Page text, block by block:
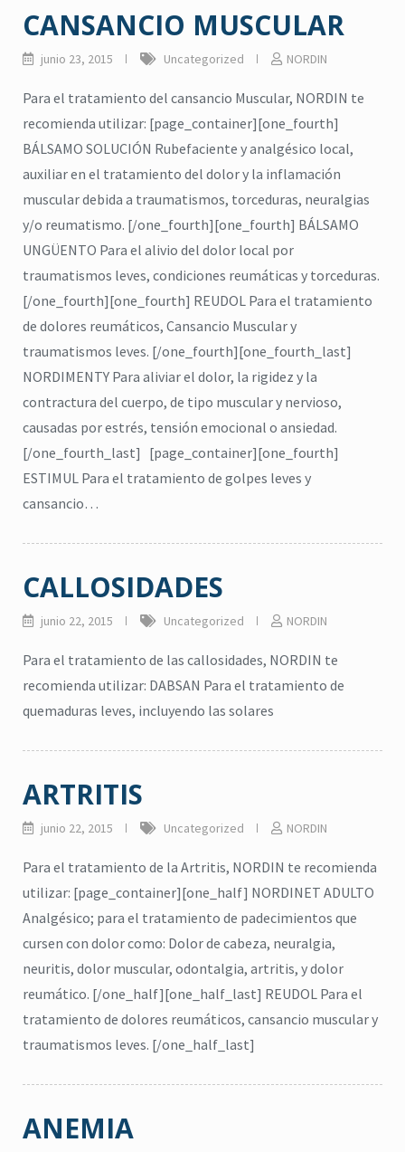
CANSANCIO MUSCULAR
junio 23, 2015 Uncategorized NORDIN
Para el tratamiento del cansancio Muscular, NORDIN te
recomienda utilizar: [page_container][one_fourth]
BÁLSAMO SOLUCIÓN Rubefaciente y analgésico local,
auxiliar en el tratamiento del dolor y la inflamación
muscular debida a traumatismos, torceduras, neuralgias
y/o reumatismo. [/one_fourth][one_fourth] BÁLSAMO
UNGÜENTO Para el alivio del dolor local por
traumatismos leves, condiciones reumáticas y torceduras.
[/one_fourth][one_fourth] REUDOL Para el tratamiento
de dolores reumáticos, Cansancio Muscular y
traumatismos leves. [/one_fourth][one_fourth_last]
NORDIMENTY Para aliviar el dolor, la rigidez y la
contractura del cuerpo, de tipo muscular y nervioso,
causadas por estrés, tensión emocional o ansiedad.
[/one_fourth_last] [page_container][one_fourth]
ESTIMUL Para el tratamiento de golpes leves y
cansancio…
CALLOSIDADES
junio 22, 2015 Uncategorized NORDIN
Para el tratamiento de las callosidades, NORDIN te
recomienda utilizar: DABSAN Para el tratamiento de
quemaduras leves, incluyendo las solares
ARTRITIS
junio 22, 2015 Uncategorized NORDIN
Para el tratamiento de la Artritis, NORDIN te recomienda
utilizar: [page_container][one_half] NORDINET ADULTO
Analgésico; para el tratamiento de padecimientos que
cursen con dolor como: Dolor de cabeza, neuralgia,
neuritis, dolor muscular, odontalgia, artritis, y dolor
reumático. [/one_half][one_half_last] REUDOL Para el
tratamiento de dolores reumáticos, cansancio muscular y
traumatismos leves. [/one_half_last]
ANEMIA